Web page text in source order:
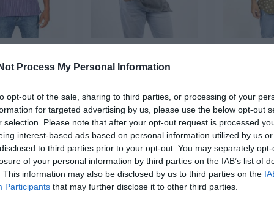
Process My Personal Information
opt-out of the sale, sharing to third parties, or processing of your
for targeted advertising by us, please use the below opt-out
selection. Please note that after your opt-out request is processed
interest-based ads based on personal information utilized by us
to third parties prior to your opt-out. You may separately
of your personal information by third parties on the IAB’s list of
This information may also be disclosed by us to third parties on the
Participants that may further disclose it to other third parties.
Corta
04 € 12,99 €
]
producto
Estampado
12,71 € 14,95 €
[CMEV07 ]
Ver producto
14,27
Ver
1